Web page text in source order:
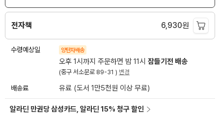
전자책 6,930원
수령예상일 양탄자배송
오후 1시까지 주문하면 밤 11시 잠들기전 배송
(중구 서소문로 89-31 ) 변경
배송료 유료 (도서 1만5천원 이상 무료)
알라딘 만권당 삼성카드, 알라딘 15% 청구 할인